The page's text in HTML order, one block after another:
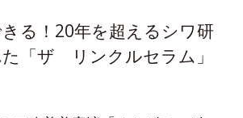
る！20年を超えるシワ研
「ザ リンクルセラム」